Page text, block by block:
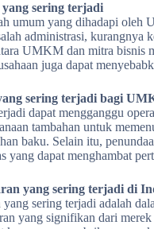
sering terjadi
umum yang dihadapi
administrasi, kurangnya
UMKM dan mitra bisnis
juga dapat
sering terjadi bagi
dapat mengganggu
tambahan untuk
baku. Selain itu,
dapat menghambat
yang sering terjadi di
sering terjadi adalah
yang signifikan dari